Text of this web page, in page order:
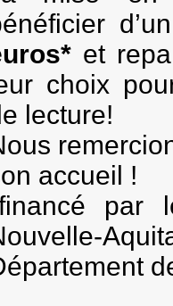
et
choix
lecture!
accueil !
par